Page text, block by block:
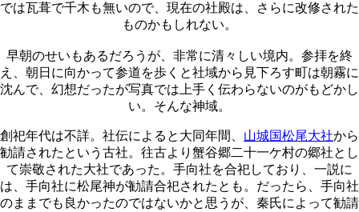
では瓦葺で千木も無いので、現在の社殿は、さらに改修された
ものかもしれない。
早朝のせいもあるだろうが、非常に清々しい境内。参拝を終
え、朝日に向かって参道を歩くと社域から見下ろす町は朝霧に
沈んで、幻想だったが写真では上手く伝わらないのがもどかし
い。そんな神域。
創祀年代は不詳。社伝によると大同年間、 山城国松尾大社から
勧請されたという古社。往古より蟹谷郷二十一ケ村の郷社とし
て崇敬された大社であった。手向社を合祀しており、一説に
は、手向社に松尾神が勧請合祀されたとも。だったら、手向社
のままでも良かったのではないかと思うが、秦氏によって勧請